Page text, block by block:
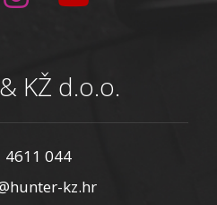
KŽ d.o.o.
4611 044
kz.hr